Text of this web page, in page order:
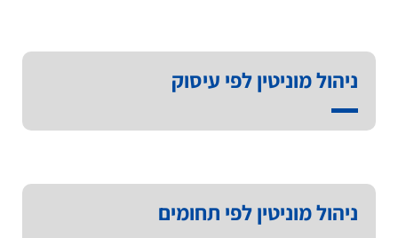
ניהול מוניטין לפי עיסוק
ניהול מוניטין לפי תחומים